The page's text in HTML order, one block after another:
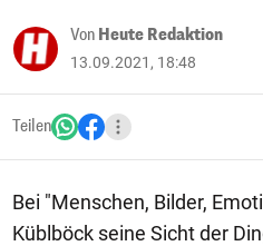
Von Heute Redaktion
13.09.2021, 18:48
Teilen
Bei "Menschen, Bilder,
Küblböck seine Sicht der